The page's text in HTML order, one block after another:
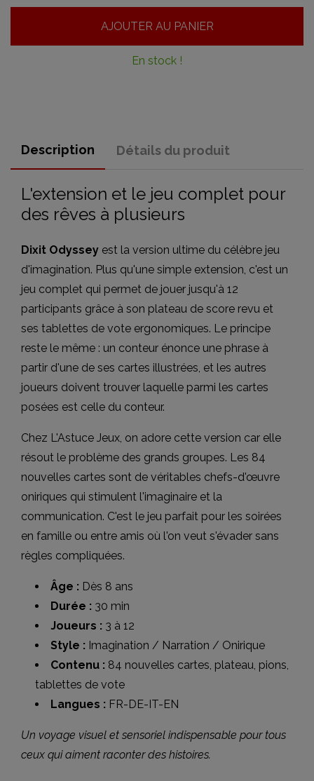
AJOUTER AU PANIER
En stock !
Description Détails du produit
L'extension et le jeu complet pour
des rêves à plusieurs
Dixit Odyssey est la version ultime du célèbre jeu
d'imagination. Plus qu'une simple extension, c'est un
jeu complet qui permet de jouer jusqu'à 12
participants grâce à son plateau de score revu et
ses tablettes de vote ergonomiques. Le principe
reste le même : un conteur énonce une phrase à
partir d'une de ses cartes illustrées, et les autres
joueurs doivent trouver laquelle parmi les cartes
posées est celle du conteur.
Chez L'Astuce Jeux, on adore cette version car elle
résout le problème des grands groupes. Les 84
nouvelles cartes sont de véritables chefs-d'œuvre
oniriques qui stimulent l'imaginaire et la
communication. C'est le jeu parfait pour les soirées
en famille ou entre amis où l'on veut s'évader sans
règles compliquées.
Âge : Dès 8 ans
Durée : 30 min
Joueurs : 3 à 12
Style : Imagination / Narration / Onirique
Contenu : 84 nouvelles cartes, plateau, pions,
tablettes de vote
Langues : FR-DE-IT-EN
Un voyage visuel et sensoriel indispensable pour tous
ceux qui aiment raconter des histoires.